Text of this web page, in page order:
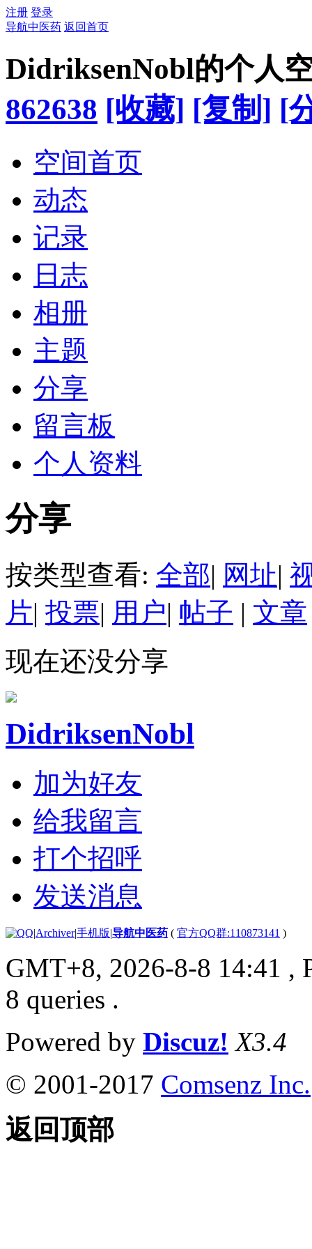
注册 登录
导航中医药 返回首页
DidriksenNobl的个人
862638 [收藏] [复制] [
空间首页
动态
记录
日志
相册
主题
分享
留言板
个人资料
分享
按类型查看: 全部| 网址|
片| 投票| 用户| 帖子 | 文章
现在还没分享
DidriksenNobl
加为好友
给我留言
打个招呼
发送消息
|Archiver|手机版|导航中医药 ( 官方QQ群:110873141 )
GMT+8, 2026-8-8 14:41 ,
8 queries .
Powered by Discuz! X3.4
© 2001-2017 Comsenz Inc.
返回顶部